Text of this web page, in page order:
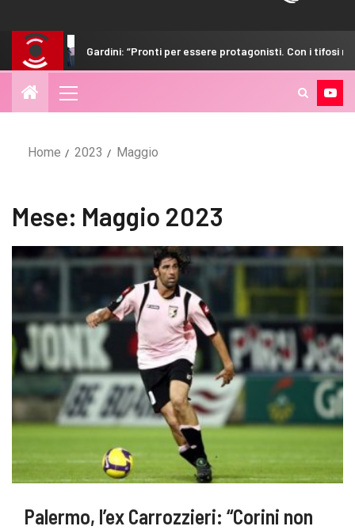
“Pronti per essere protagonisti. Con i tifosi nulla è impossibile”
Home 2023 Maggio
Mese: Maggio 2023
Palermo, l’ex Carrozzieri: “Corini non